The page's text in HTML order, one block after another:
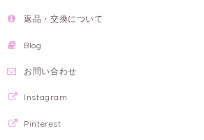
返品・交換について
Blog
お問い合わせ
Instagram
Pinterest